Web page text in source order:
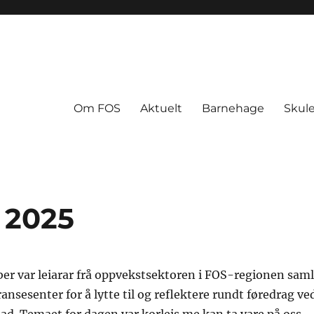
Om FOS Aktuelt Barnehage
var leiarar frå oppvekstsektoren i FOS-regionen
for å lytte til og reflektere rundt føredrag